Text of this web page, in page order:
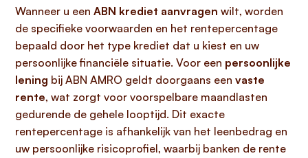
Wanneer u een ABN krediet aanvragen wilt, worden
de specifieke voorwaarden en het rentepercentage
bepaald door het type krediet dat u kiest en uw
persoonlijke financiële situatie. Voor een persoonlijke
lening bij ABN AMRO geldt doorgaans een vaste
rente, wat zorgt voor voorspelbare maandlasten
gedurende de gehele looptijd. Dit exacte
rentepercentage is afhankelijk van het leenbedrag en
uw persoonlijke risicoprofiel, waarbij banken de rente